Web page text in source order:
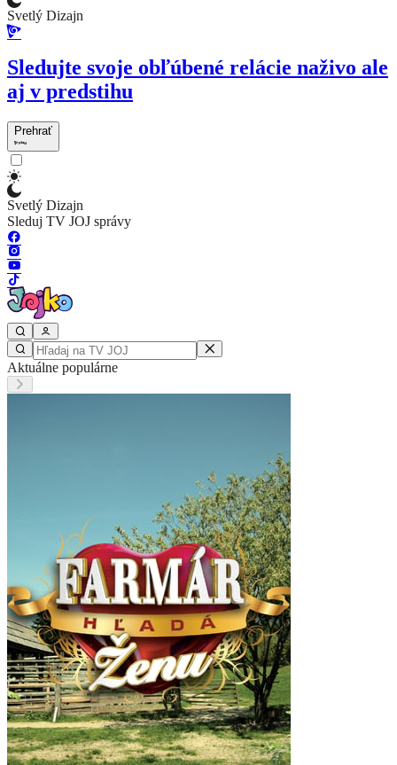
Svetlý Dizajn
Sledujte svoje obľúbené relácie naživo ale
aj v predstihu
Prehrať
Svetlý Dizajn
Sleduj TV JOJ správy
Aktuálne populárne